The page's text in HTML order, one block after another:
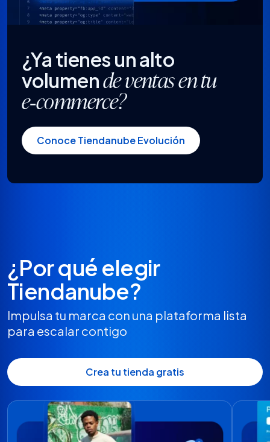
¿Ya tienes un alto
volumen de ventas en tu
e‑commerce?
Conoce Tiendanube Evolución
¿Por qué elegir
Tiendanube?
Impulsa tu marca con una plataforma lista
para escalar contigo
Crea tu tienda gratis